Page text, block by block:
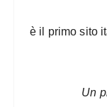
è il primo sito
Un